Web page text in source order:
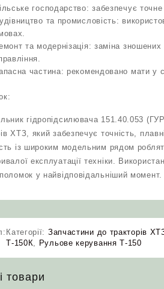
господарство: забезпечує
та промисловість:
та модернізація: заміна
частина: рекомендовано мати у
гідропідсилювача 151.40.053
ХТЗ, який забезпечує точність,
із широким модельним рядом
експлуатації техніки.
у найвідповідальніший момент.
Категорії: Запчастини до тракторів
Т-150К
Рульове керування Т-150
товари